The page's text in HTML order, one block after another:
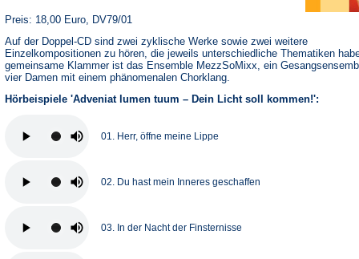
Preis: 18,00 Euro, DV79/01
Auf der Doppel-CD sind zwei zyklische Werke sowie zwei weitere
Einzelkompositionen zu hören, die jeweils unterschiedliche Thematiken
gemeinsame Klammer ist das Ensemble MezzSoMixx, ein
vier Damen mit einem phänomenalen Chorklang.
Hörbeispiele 'Adveniat lumen tuum – Dein Licht soll kommen!':
01. Herr, öffne meine Lippe
02. Du hast mein Inneres geschaffen
03. In der Nacht der Finsternisse